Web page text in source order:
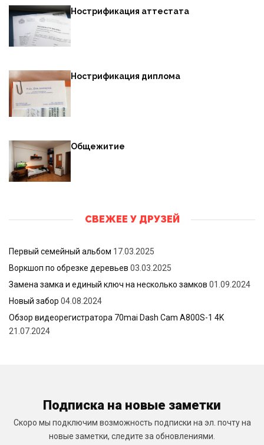
Нострификация аттестата
Нострификация диплома
Общежитие
СВЕЖЕЕ У ДРУЗЕЙ
Первый семейный альбом 17.03.2025
Воркшоп по обрезке деревьев 03.03.2025
Замена замка и единый ключ на несколько замков 01.09.2024
Новый забор 04.08.2024
Обзор видеорегистратора 70mai Dash Cam A800S-1 4K
21.07.2024
Подписка на новые заметки
Скоро мы подключим возможность подписки на эл. почту на
новые заметки, следите за обновлениями.